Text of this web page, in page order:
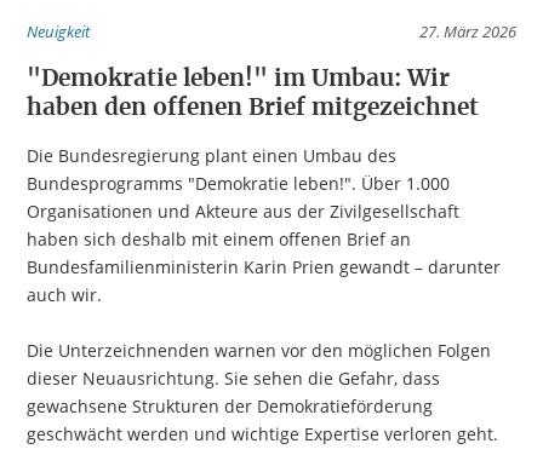
Neuigkeit 27. März 2026
"Demokratie leben!" im Umbau: Wir
haben den offenen Brief mitgezeichnet
Die Bundesregierung plant einen Umbau des
Bundesprogramms "Demokratie leben!". Über 1.000
Organisationen und Akteure aus der Zivilgesellschaft
haben sich deshalb mit einem offenen Brief an
Bundesfamilienministerin Karin Prien gewandt – darunter
auch wir.
Die Unterzeichnenden warnen vor den möglichen Folgen
dieser Neuausrichtung. Sie sehen die Gefahr, dass
gewachsene Strukturen der Demokratieförderung
geschwächt werden und wichtige Expertise verloren geht.